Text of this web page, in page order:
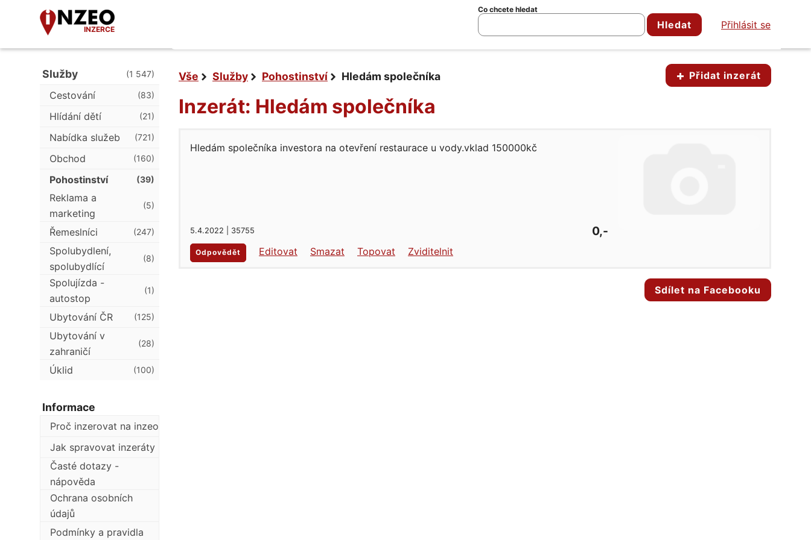
INZERCE
Co chcete hledat
Hledat Přihlásit se
Přidat inzerát
Vše Služby Pohostinství Hledám společníka
Inzerát: Hledám společníka
Hledám společníka investora na otevření restaurace u vody.vklad 150000kč
5.4.2022 | 35755 0,-
Odpovědět Editovat Smazat Topovat Zviditelnit
Sdílet na Facebooku
Služby (1 547)
Cestování (83)
Hlídání dětí (21)
Nabídka služeb (721)
Obchod (160)
Pohostinství (39)
Reklama a
marketing
(5)
Řemeslníci (247)
Spolubydlení,
spolubydlící
(8)
Spolujízda -
autostop
(1)
Ubytování ČR (125)
Ubytování v
zahraničí
(28)
Úklid (100)
Informace
Proč inzerovat na inzeo
Jak spravovat inzeráty
Časté dotazy -
nápověda
Ochrana osobních
údajů
Podmínky a pravidla